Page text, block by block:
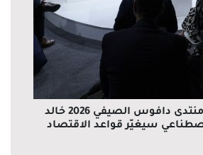
خلال مشاركته في منتدى دافوس الصيفي 2026 خالد
سيغيّر قواعد الاقتصاد